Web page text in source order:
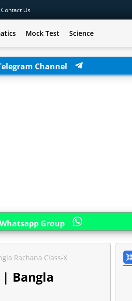
Contact Us
Mock Test Science
Channel
Group
Bangla Rachana Class-X
|| Bangla